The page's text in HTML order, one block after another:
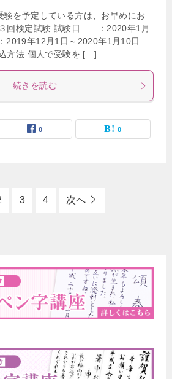
験を予定している方は、お早めにお
３回検定試験 試験日 ：2020年1月
2019年12月1日～2020年1月10日
方法 個人で受験を […]
続きを読む
0 0
3 4 次へ